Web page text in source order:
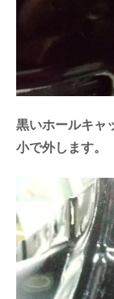
黒いホールキャ
小で外します。